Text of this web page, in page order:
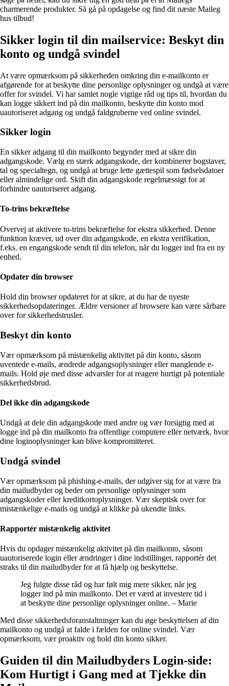
charmerende produkter. Så gå på opdagelse og find dit næste Maileg
hus tilbud!
Sikker login til din mailservice: Beskyt din
konto og undgå svindel
At være opmærksom på sikkerheden omkring din e-mailkonto er
afgørende for at beskytte dine personlige oplysninger og undgå at være
offer for svindel. Vi har samlet nogle vigtige råd og tips til, hvordan du
kan logge sikkert ind på din mailkonto, beskytte din konto mod
uautoriseret adgang og undgå faldgruberne ved online svindel.
Sikker login
En sikker adgang til din mailkonto begynder med at sikre din
adgangskode. Vælg en stærk adgangskode, der kombinerer bogstaver,
tal og specialtegn, og undgå at bruge lette gættespil som fødselsdatoer
eller almindelige ord. Skift din adgangskode regelmæssigt for at
forhindre uautoriseret adgang.
To-trins bekræftelse
Overvej at aktivere to-trins bekræftelse for ekstra sikkerhed. Denne
funktion kræver, ud over din adgangskode, en ekstra verifikation,
f.eks. en engangskode sendt til din telefon, når du logger ind fra en ny
enhed.
Opdater din browser
Hold din browser opdateret for at sikre, at du har de nyeste
sikkerhedsopdateringer. Ældre versioner af browsere kan være sårbare
over for sikkerhedstrusler.
Beskyt din konto
Vær opmærksom på mistænkelig aktivitet på din konto, såsom
uventede e-mails, ændrede adgangsoplysninger eller manglende e-
mails. Hold øje med disse advarsler for at reagere hurtigt på potentiale
sikkerhedsbrud.
Del ikke din adgangskode
Undgå at dele din adgangskode med andre og vær forsigtig med at
logge ind på din mailkonto fra offentlige computere eller netværk, hvor
dine loginoplysninger kan blive kompromitteret.
Undgå svindel
Vær opmærksom på phishing-e-mails, der udgiver sig for at være fra
din mailudbyder og beder om personlige oplysninger som
adgangskoder eller kreditkortoplysninger. Vær skeptisk over for
mistænkelige e-mails og undgå at klikke på ukendte links.
Rapportér mistænkelig aktivitet
Hvis du opdager mistænkelig aktivitet på din mailkonto, såsom
uautoriserede login eller ændringer i dine indstillinger, rapportér det
straks til din mailudbyder for at få hjælp og beskyttelse.
Jeg fulgte disse råd og har følt mig mere sikker, når jeg
logger ind på min mailkonto. Det er værd at investere tid i
at beskytte dine personlige oplysninger online. – Marie
Med disse sikkerhedsforanstaltninger kan du øge beskyttelsen af din
mailkonto og undgå at falde i fælden for online svindel. Vær
opmærksom, vær proaktiv og hold din konto sikker.
Guiden til din Mailudbyders Login-side:
Kom Hurtigt i Gang med at Tjekke din